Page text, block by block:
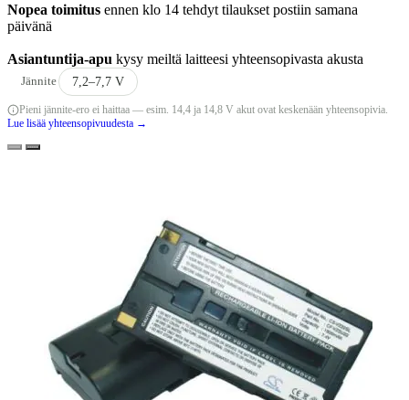
Nopea toimitus ennen klo 14 tehdyt tilaukset postiin samana
päivänä
Asiantuntija-apu kysy meiltä laitteesi yhteensopivasta akusta
Jännite 7,2–7,7 V
Pieni jännite-ero ei haittaa — esim. 14,4 ja 14,8 V akut ovat keskenään yhteensopivia.
Lue lisää yhteensopivuudesta →